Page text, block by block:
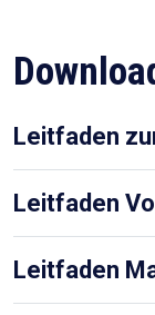
Leitfaden
Leitfaden
Leitfaden